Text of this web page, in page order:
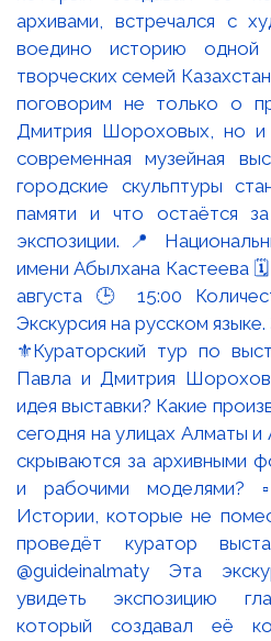
⚜️Кураторский тур по
Павла и Дмитрия
идея выставки? Какие
сегодня на улицах Алматы
скрываются за архивными
и рабочими моделями?
Истории, которые не
проведёт куратор
@guideinalmaty Эта
увидеть экспозицию
который создавал её